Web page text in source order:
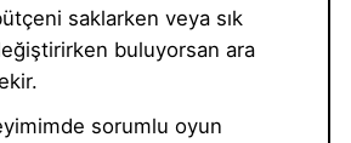
saklarken veya sık
buluyorsan ara
sorumlu oyun